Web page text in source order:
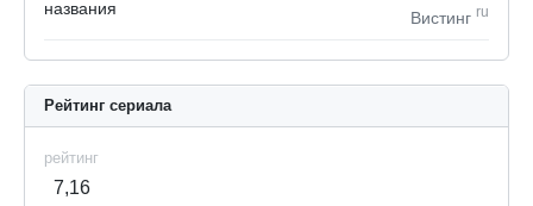
названия
Вистинг ru
Рейтинг сериала
рейтинг
7,16